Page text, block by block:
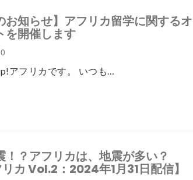
お知らせ】アフリカ留学に関するオ
を開催します
アフリカです。 いつも…
！？アフリカは、地震が多い？
カ Vol.2：2024年1月31日配信】